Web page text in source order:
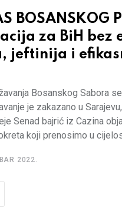
BOSANSKOG
za BiH bez
jeftinija i
Bosanskog Sabora
je zakazano u
Senad bajrić iz Cazina
koji prenosimo u
2022.